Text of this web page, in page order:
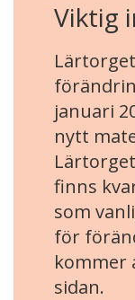
Viktig
januari
nytt
finns
som
för
kommer
sidan.